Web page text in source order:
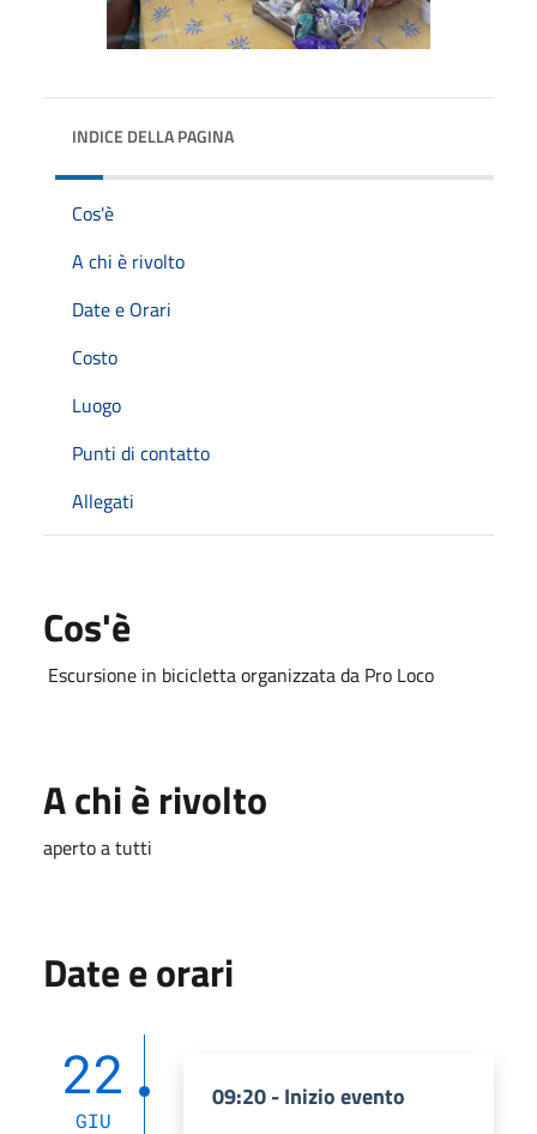
INDICE DELLA PAGINA
Cos'è
A chi è rivolto
Date e Orari
Costo
Luogo
Punti di contatto
Allegati
Cos'è
Escursione in bicicletta organizzata da Pro Loco
A chi è rivolto
aperto a tutti
Date e orari
22
GIU
09:20 - Inizio evento